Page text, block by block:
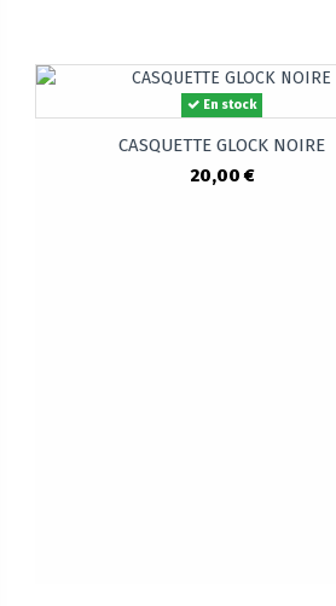
En stock
CASQUETTE GLOCK NOIRE
20,00 €